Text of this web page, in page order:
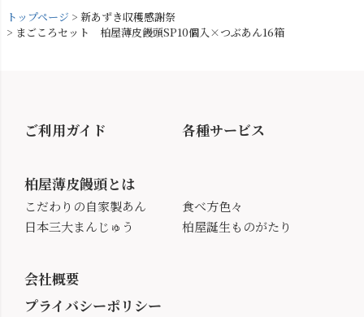
トップページ
新あずき収穫感謝祭
まごころセット 柏屋薄皮饅頭SP10個入×つぶあん16箱
ご利用ガイド 各種サービス
柏屋薄皮饅頭とは
こだわりの自家製あん
日本三大まんじゅう
食べ方色々
柏屋誕生ものがたり
会社概要
プライバシーポリシー